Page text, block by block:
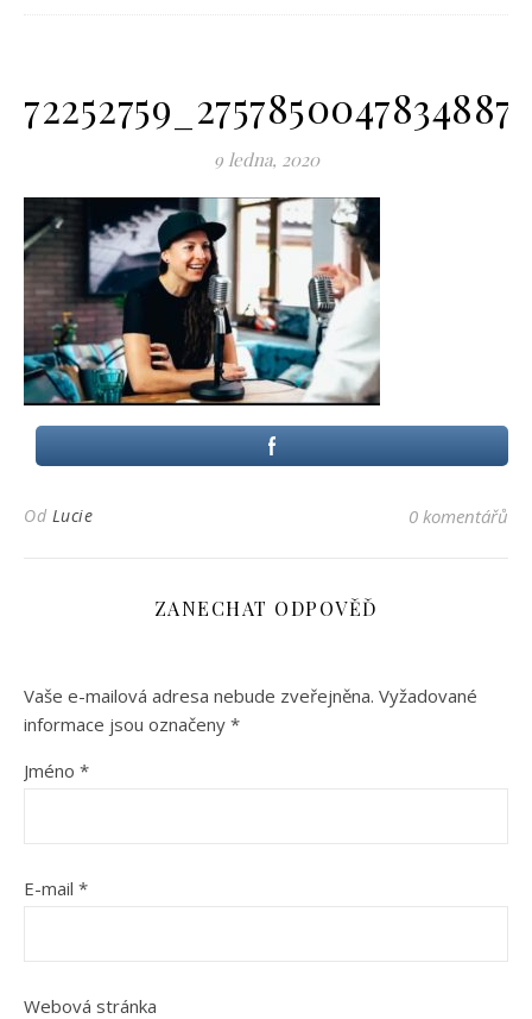
9 ledna, 2020
Od Lucie 0 komentářů
ZANECHAT ODPOVĚĎ
Vaše e-mailová adresa nebude zveřejněna. Vyžadované
informace jsou označeny *
Jméno *
E-mail *
Webová stránka